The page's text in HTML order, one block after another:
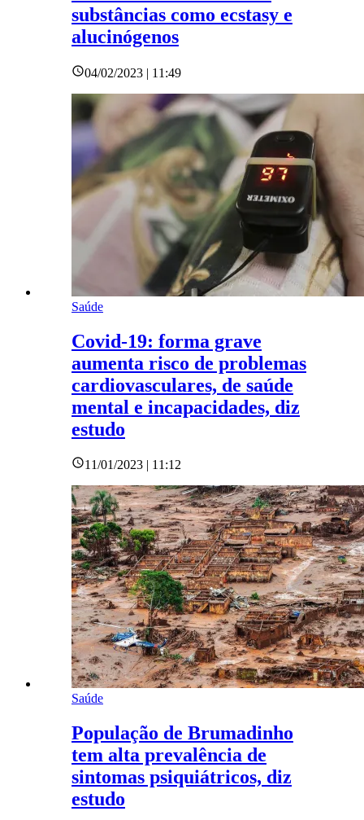
substâncias como ecstasy e
alucinógenos
04/02/2023 | 11:49
Saúde
Covid-19: forma grave
aumenta risco de problemas
cardiovasculares, de saúde
mental e incapacidades, diz
estudo
11/01/2023 | 11:12
Saúde
População de Brumadinho
tem alta prevalência de
sintomas psiquiátricos, diz
estudo